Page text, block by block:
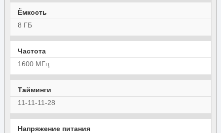
Ёмкость
8 ГБ
Частота
1600 МГц
Тайминги
11-11-11-28
Напряжение питания